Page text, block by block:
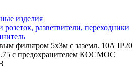
изделия
разветвители, переходники
фильтром 5х3м с заземл. 10А IP20
с предохранителем КОСМОС